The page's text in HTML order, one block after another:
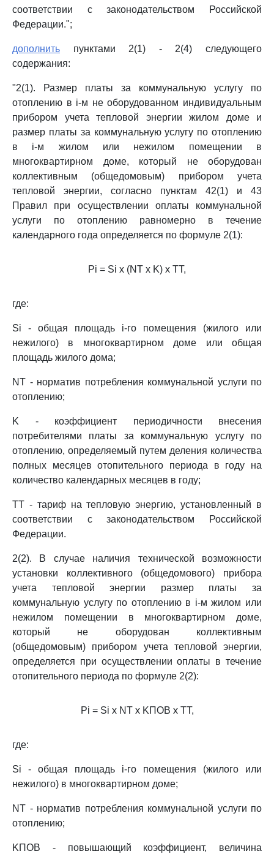
соответствии с законодательством Российской
Федерации.";
дополнить пунктами 2(1) - 2(4) следующего
содержания:
"2(1). Размер платы за коммунальную услугу по
отоплению в i-м не оборудованном индивидуальным
прибором учета тепловой энергии жилом доме и
размер платы за коммунальную услугу по отоплению
в i-м жилом или нежилом помещении в
многоквартирном доме, который не оборудован
коллективным (общедомовым) прибором учета
тепловой энергии, согласно пунктам 42(1) и 43
Правил при осуществлении оплаты коммунальной
услуги по отоплению равномерно в течение
календарного года определяется по формуле 2(1):
Pi = Si x (NT x K) x TT,
где:
Si - общая площадь i-го помещения (жилого или
нежилого) в многоквартирном доме или общая
площадь жилого дома;
NT - норматив потребления коммунальной услуги по
отоплению;
K - коэффициент периодичности внесения
потребителями платы за коммунальную услугу по
отоплению, определяемый путем деления количества
полных месяцев отопительного периода в году на
количество календарных месяцев в году;
TT - тариф на тепловую энергию, установленный в
соответствии с законодательством Российской
Федерации.
2(2). В случае наличия технической возможности
установки коллективного (общедомового) прибора
учета тепловой энергии размер платы за
коммунальную услугу по отоплению в i-м жилом или
нежилом помещении в многоквартирном доме,
который не оборудован коллективным
(общедомовым) прибором учета тепловой энергии,
определяется при осуществлении оплаты в течение
отопительного периода по формуле 2(2):
Pi = Si x NT x KПОВ x TT,
где:
Si - общая площадь i-го помещения (жилого или
нежилого) в многоквартирном доме;
NT - норматив потребления коммунальной услуги по
отоплению;
KПОВ - повышающий коэффициент, величина